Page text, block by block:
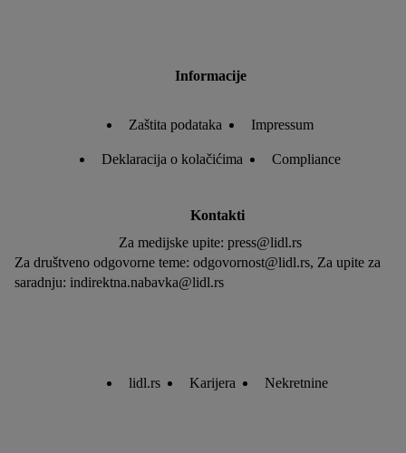
Informacije
Zaštita podataka Impressum
Deklaracija o kolačićima Compliance
Kontakti
Za medijske upite: press@lidl.rs
Za društveno odgovorne teme: odgovornost@lidl.rs, Za upite za
saradnju: indirektna.nabavka@lidl.rs
lidl.rs Karijera Nekretnine